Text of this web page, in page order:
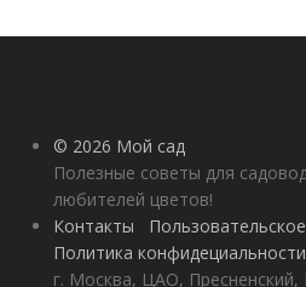
© 2026 Мой сад
Полезные советы для
любителей цветов!
Контакты
Политика конфидециальности
г. Москва, ЦАО, Пресненский,